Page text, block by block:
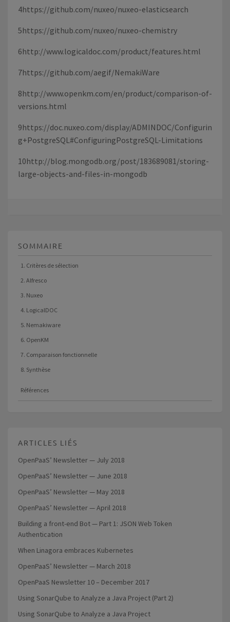
4https://github.com/nuxeo/nuxeo-elasticsearch
5https://github.com/nuxeo/nuxeo-chemistry
6http://www.logicaldoc.com/product/features.html
7https://github.com/aegif/NemakiWare
8http://www.openkm.com/en/product/comparison-of-
versions.html
9https://doc.nuxeo.com/display/ADMINDOC/Configurin
g+PostgreSQL#ConfiguringPostgreSQL-Limitations
10http://blog.mongodb.org/post/183689081/storing-
large-objects-and-files-in-mongodb
SOMMAIRE
1. Critères de sélection
2. Alfresco
3. Nuxeo
4. LogicalDOC
5. Nemakiware
6. OpenKM
7. Comparaison fonctionnelle
8. Synthèse
Références
ARTICLES LIÉS
OpenPaaS’ Newsletter — July 2018
OpenPaaS’ Newsletter — June 2018
OpenPaaS’ Newsletter — May 2018
OpenPaaS’ Newsletter — April 2018
Building a front-end Bot — Part 1: JSON Web Token
Authentication
When Linagora embraces Kubernetes
OpenPaaS’ Newsletter — March 2018
OpenPaaS Newsletter 10 – December 2017
Using SonarQube to Analyze a Java Project (Part 2)
Using SonarQube to Analyze a Java Project